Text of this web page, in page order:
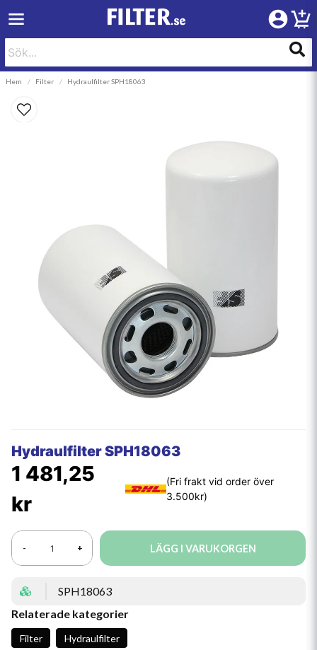
Hem Filter Hydraulfilter SPH18063
Hydraulfilter SPH18063
1 481,25
kr
- + LÄGG I VARUKORGEN
SPH18063
Relaterade kategorier
Filter Hydraulfilter